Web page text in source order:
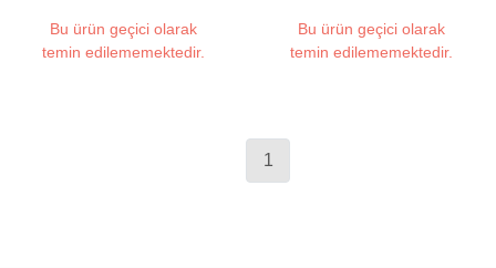
Bu ürün geçici olarak
temin edilememektedir.
Bu ürün geçici olarak
temin edilememektedir.
1